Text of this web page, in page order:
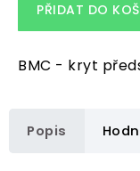
PŘIDAT DO
BMC - kryt
Popis